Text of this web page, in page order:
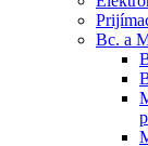
Bc. a